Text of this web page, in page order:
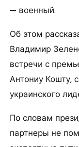
— военный.
Об этом
Владимир
встречи с
Антониу Кошту,
украинского
По словам
партнеры не